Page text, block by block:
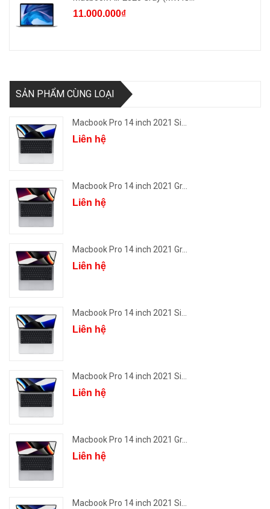
11.000.000₫
SẢN PHẨM CÙNG LOẠI
Macbook Pro 14 inch 2021 Si...
Liên hệ
Macbook Pro 14 inch 2021 Gr...
Liên hệ
Macbook Pro 14 inch 2021 Gr...
Liên hệ
Macbook Pro 14 inch 2021 Si...
Liên hệ
Macbook Pro 14 inch 2021 Si...
Liên hệ
Macbook Pro 14 inch 2021 Gr...
Liên hệ
Macbook Pro 14 inch 2021 Si...